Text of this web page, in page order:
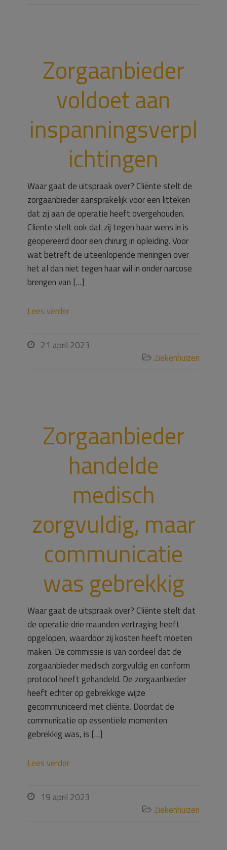
Zorgaanbieder
voldoet aan
inspanningsverpl
ichtingen
Waar gaat de uitspraak over? Cliënte stelt de
zorgaanbieder aansprakelijk voor een litteken
dat zij aan de operatie heeft overgehouden.
Cliënte stelt ook dat zij tegen haar wens in is
geopereerd door een chirurg in opleiding. Voor
wat betreft de uiteenlopende meningen over
het al dan niet tegen haar wil in onder narcose
brengen van […]
Lees verder
 21 april 2023
 Ziekenhuizen
Zorgaanbieder
handelde
medisch
zorgvuldig, maar
communicatie
was gebrekkig
Waar gaat de uitspraak over? Cliënte stelt dat
de operatie drie maanden vertraging heeft
opgelopen, waardoor zij kosten heeft moeten
maken. De commissie is van oordeel dat de
zorgaanbieder medisch zorgvuldig en conform
protocol heeft gehandeld. De zorgaanbieder
heeft echter op gebrekkige wijze
gecommuniceerd met cliënte. Doordat de
communicatie op essentiële momenten
gebrekkig was, is […]
Lees verder
 19 april 2023
 Ziekenhuizen